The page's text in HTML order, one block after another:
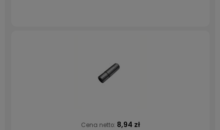
Cena netto: 8,94 zł